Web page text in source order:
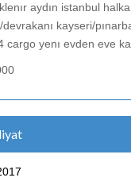
aydın istanbul
kayseri/
cargo yenı evden eve